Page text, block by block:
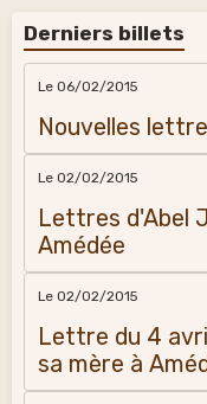
Derniers billets
Le 06/02/2015
Nouvelles
Le 02/02/2015
Lettres d'Abel
Amédée
Le 02/02/2015
Lettre du 4 avril 1848
sa mère à